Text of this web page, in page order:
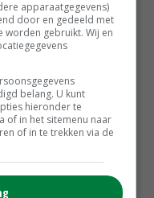
Carola
te doen naar
vloeren. Voor de
de Kamerleden
wijzen de minister
van de
mestgassen zich
Dat brengt
stelde in haar
emissiearme
apparaatgegevens)
door en gedeeld met
gebruikt. Wij en
belang. U kunt
hieronder te
of in het sitemenu naar
of in te trekken via de